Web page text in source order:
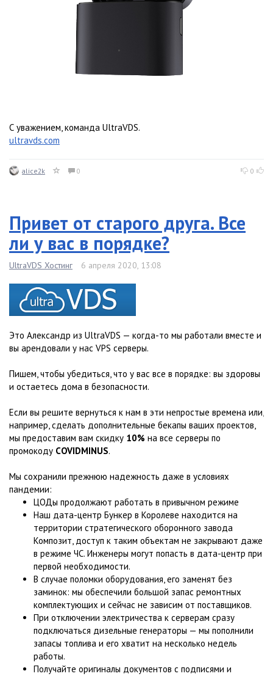
С уважением, команда UltraVDS.
ultravds.com
alice2k 0 0
Привет от старого друга. Все
ли у вас в порядке?
UltraVDS Хостинг 6 апреля 2020, 13:08
Это Александр из UltraVDS — когда-то мы работали вместе и
вы арендовали у нас VPS серверы.
Пишем, чтобы убедиться, что у вас все в порядке: вы здоровы
и остаетесь дома в безопасности.
Если вы решите вернуться к нам в эти непростые времена или,
например, сделать дополнительные бекапы ваших проектов,
мы предоставим вам скидку 10% на все серверы по
промокоду COVIDMINUS.
Мы сохранили прежнюю надежность даже в условиях
пандемии:
ЦОДы продолжают работать в привычном режиме
Наш дата-центр Бункер в Королеве находится на
территории стратегического оборонного завода
Композит, доступ к таким объектам не закрывают даже
в режиме ЧС. Инженеры могут попасть в дата-центр при
первой необходимости.
В случае поломки оборудования, его заменят без
заминок: мы обеспечили большой запас ремонтных
комплектующих и сейчас не зависим от поставщиков.
При отключении электричества к серверам сразу
подключаться дизельные генераторы — мы пополнили
запасы топлива и его хватит на несколько недель
работы.
Получайте оригиналы документов с подписями и